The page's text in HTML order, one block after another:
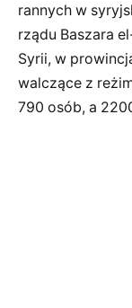
rannych w
rządu Baszara
Syrii, w
walczące z
790 osób, a